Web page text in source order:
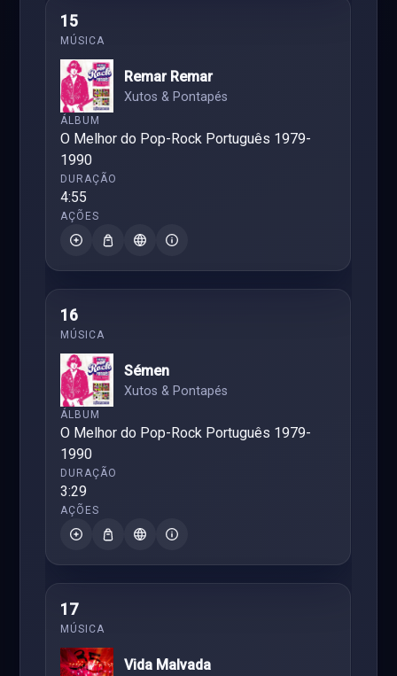
15
Remar Remar
Xutos & Pontapés
O Melhor do Pop-Rock Português 1979-
1990
4:55
16
Sémen
Xutos & Pontapés
O Melhor do Pop-Rock Português 1979-
1990
3:29
17
Vida Malvada